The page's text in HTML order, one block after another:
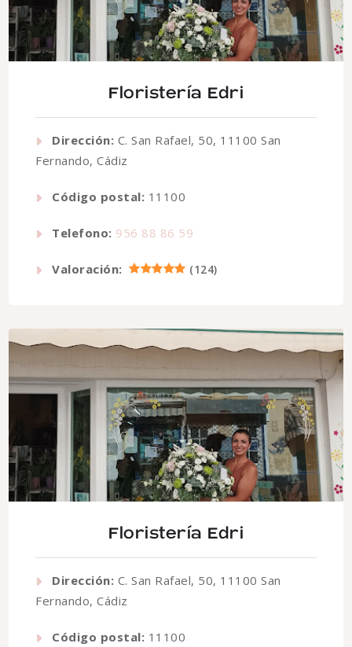
Floristería Edri
Dirección: C. San Rafael, 50, 11100 San
Fernando, Cádiz
Código postal: 11100
Telefono: 956 88 86 59
Valoración: (124)
Floristería Edri
Dirección: C. San Rafael, 50, 11100 San
Fernando, Cádiz
Código postal: 11100